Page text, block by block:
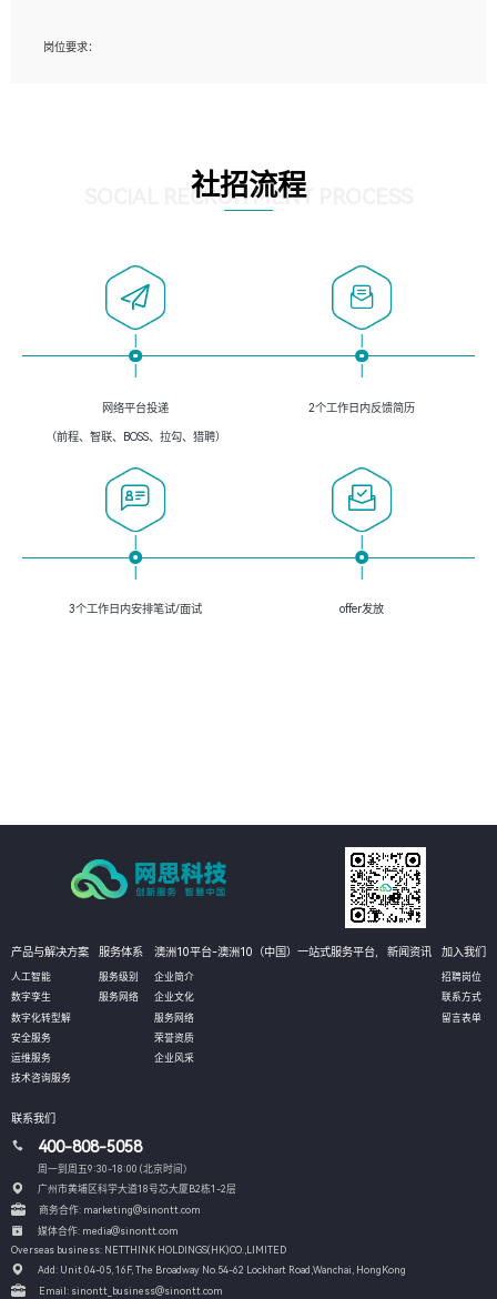
岗位要求：
4、掌握DevOps思想、方法和流程。Jenkins工具使用；
5、掌握常见中间件配置与优化，如mysql、nginx等；
社招流程
SOCIAL RECRUITMENT PROCESS
网络平台投递
（前程、智联、BOSS、拉勾、猎聘）
2个工作日内反馈简历
3个工作日内安排笔试/面试 offer发放
产品与解决方案
人工智能
数字孪生
数字化转型解
安全服务
运维服务
技术咨询服务
服务体系
服务级别
服务网络
澳洲10平台-澳洲10（中国）一站式服务平台,
企业简介
企业文化
服务网络
荣誉资质
企业风采
新闻资讯 加入我们
招聘岗位
联系方式
留言表单
联系我们
400-808-5058
周一到周五9:30-18:00 (北京时间）
广州市黄埔区科学大道18号芯大厦B2栋1-2层
商务合作: marketing@sinontt.com
媒体合作: media@sinontt.com
Overseas business: NETTHINK HOLDINGS(HK)CO.,LIMITED
Add: Unit 04-05, 16F, The Broadway No.54-62 Lockhart Road, Wanchai, HongKong
Email: sinontt_business@sinontt.com